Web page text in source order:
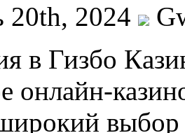
20th, 2024
в Гизбo
онлайн-